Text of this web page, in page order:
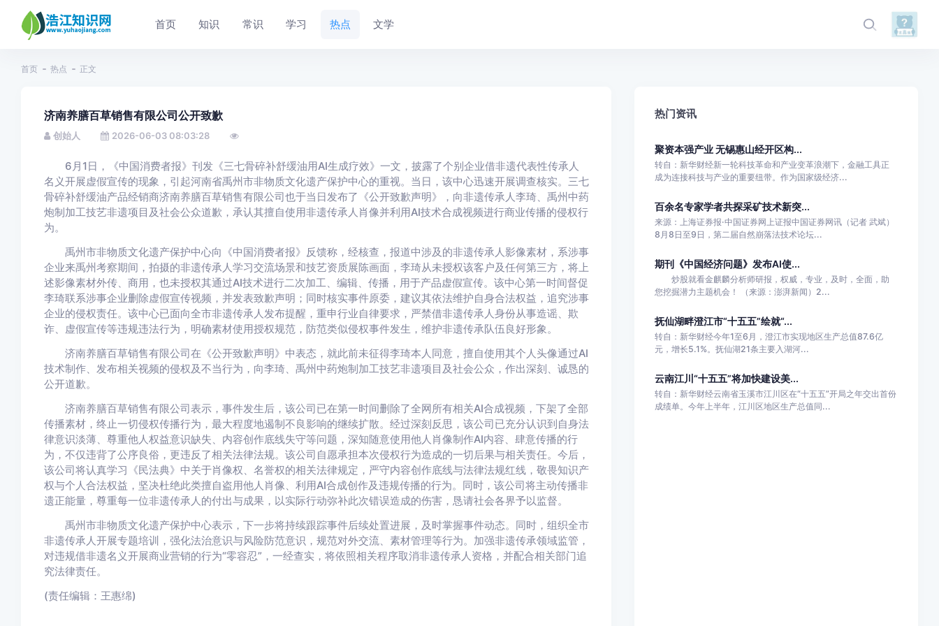
首页 知识 常识 学习 热点 文学
首页 热点 正文
济南养膳百草销售有限公司公开致歉
创始人 2026-06-03 08:03:28
6月1日，《中国消费者报》刊发《三七骨碎补舒缓油用AI生成疗效》一文，披露了个别企业借非遗代表性传承人
名义开展虚假宣传的现象，引起河南省禹州市非物质文化遗产保护中心的重视。当日，该中心迅速开展调查核实。三七
骨碎补舒缓油产品经销商济南养膳百草销售有限公司也于当日发布了《公开致歉声明》，向非遗传承人李琦、禹州中药
炮制加工技艺非遗项目及社会公众道歉，承认其擅自使用非遗传承人肖像并利用AI技术合成视频进行商业传播的侵权行
为。
禹州市非物质文化遗产保护中心向《中国消费者报》反馈称，经核查，报道中涉及的非遗传承人影像素材，系涉事
企业来禹州考察期间，拍摄的非遗传承人学习交流场景和技艺资质展陈画面，李琦从未授权该客户及任何第三方，将上
述影像素材外传、商用，也未授权其通过AI技术进行二次加工、编辑、传播，用于产品虚假宣传。该中心第一时间督促
李琦联系涉事企业删除虚假宣传视频，并发表致歉声明；同时核实事件原委，建议其依法维护自身合法权益，追究涉事
企业的侵权责任。该中心已面向全市非遗传承人发布提醒，重申行业自律要求，严禁借非遗传承人身份从事造谣、欺
诈、虚假宣传等违规违法行为，明确素材使用授权规范，防范类似侵权事件发生，维护非遗传承队伍良好形象。
济南养膳百草销售有限公司在《公开致歉声明》中表态，就此前未征得李琦本人同意，擅自使用其个人头像通过AI
技术制作、发布相关视频的侵权及不当行为，向李琦、禹州中药炮制加工技艺非遗项目及社会公众，作出深刻、诚恳的
公开道歉。
济南养膳百草销售有限公司表示，事件发生后，该公司已在第一时间删除了全网所有相关AI合成视频，下架了全部
传播素材，终止一切侵权传播行为，最大程度地遏制不良影响的继续扩散。经过深刻反思，该公司已充分认识到自身法
律意识淡薄、尊重他人权益意识缺失、内容创作底线失守等问题，深知随意使用他人肖像制作AI内容、肆意传播的行
为，不仅违背了公序良俗，更违反了相关法律法规。该公司自愿承担本次侵权行为造成的一切后果与相关责任。今后，
该公司将认真学习《民法典》中关于肖像权、名誉权的相关法律规定，严守内容创作底线与法律法规红线，敬畏知识产
权与个人合法权益，坚决杜绝此类擅自盗用他人肖像、利用AI合成创作及违规传播的行为。同时，该公司将主动传播非
遗正能量，尊重每一位非遗传承人的付出与成果，以实际行动弥补此次错误造成的伤害，恳请社会各界予以监督。
禹州市非物质文化遗产保护中心表示，下一步将持续跟踪事件后续处置进展，及时掌握事件动态。同时，组织全市
非遗传承人开展专题培训，强化法治意识与风险防范意识，规范对外交流、素材管理等行为。加强非遗传承领域监管，
对违规借非遗名义开展商业营销的行为“零容忍”，一经查实，将依照相关程序取消非遗传承人资格，并配合相关部门追
究法律责任。
(责任编辑：王惠绵)
热门资讯
聚资本强产业 无锡惠山经开区构...
转自：新华财经新一轮科技革命和产业变革浪潮下，金融工具正
成为连接科技与产业的重要纽带。作为国家级经济...
百余名专家学者共探采矿技术新突...
来源：上海证券报·中国证券网上证报中国证券网讯（记者 武斌）
8月8日至9日，第二届自然崩落法技术论坛...
期刊《中国经济问题》发布AI使...
炒股就看金麒麟分析师研报，权威，专业，及时，全面，助
您挖掘潜力主题机会！ （来源：澎湃新闻）2...
抚仙湖畔澄江市“十五五”绘就“...
转自：新华财经今年1至6月，澄江市实现地区生产总值87.6亿
元，增长5.1%。抚仙湖21条主要入湖河...
云南江川“十五五”将加快建设美...
转自：新华财经云南省玉溪市江川区在“十五五”开局之年交出首份
成绩单。今年上半年，江川区地区生产总值同...